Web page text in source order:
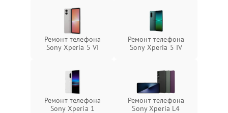
Ремонт телефона
Sony Xperia 5 VI
Ремонт телефона
Sony Xperia 5 IV
Ремонт телефона
Sony Xperia 1
Ремонт телефона
Sony Xperia L4